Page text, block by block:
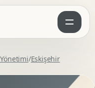
/Eskişehir